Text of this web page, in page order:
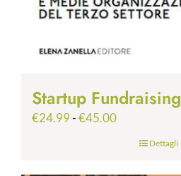
Startup Fundraising
€24.99-€45.00Fascia
Dettagli